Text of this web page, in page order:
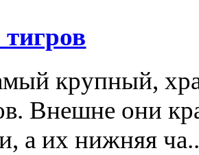
крупный,
Внешне они
а их нижняя